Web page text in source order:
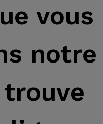
vous
notre